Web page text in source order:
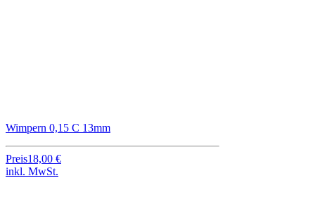
Wimpern 0,15 C 13mm
Preis18,00 €
inkl. MwSt.